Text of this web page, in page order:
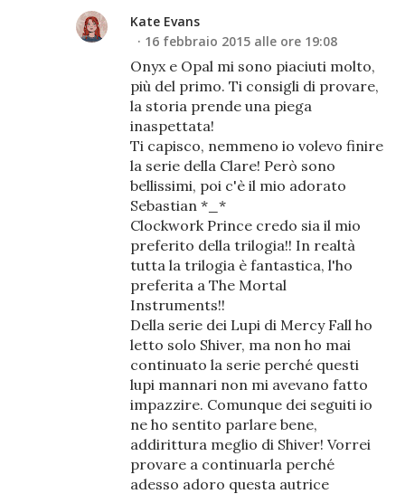
Kate Evans
16 febbraio 2015 alle ore 19:08
Onyx e Opal mi sono piaciuti molto,
più del primo. Ti consigli di provare,
la storia prende una piega
inaspettata!
Ti capisco, nemmeno io volevo finire
la serie della Clare! Però sono
bellissimi, poi c'è il mio adorato
Sebastian *_*
Clockwork Prince credo sia il mio
preferito della trilogia!! In realtà
tutta la trilogia è fantastica, l'ho
preferita a The Mortal
Instruments!!
Della serie dei Lupi di Mercy Fall ho
letto solo Shiver, ma non ho mai
continuato la serie perché questi
lupi mannari non mi avevano fatto
impazzire. Comunque dei seguiti io
ne ho sentito parlare bene,
addirittura meglio di Shiver! Vorrei
provare a continuarla perché
adesso adoro questa autrice